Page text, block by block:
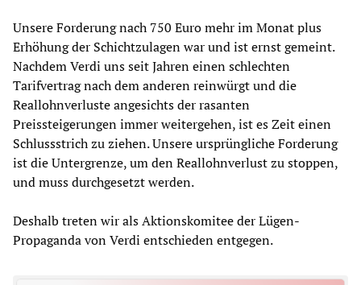
Unsere Forderung nach 750 Euro mehr im Monat plus
Erhöhung der Schichtzulagen war und ist ernst gemeint.
Nachdem Verdi uns seit Jahren einen schlechten
Tarifvertrag nach dem anderen reinwürgt und die
Reallohnverluste angesichts der rasanten
Preissteigerungen immer weitergehen, ist es Zeit einen
Schlussstrich zu ziehen. Unsere ursprüngliche Forderung
ist die Untergrenze, um den Reallohnverlust zu stoppen,
und muss durchgesetzt werden.
Deshalb treten wir als Aktionskomitee der Lügen-
Propaganda von Verdi entschieden entgegen.